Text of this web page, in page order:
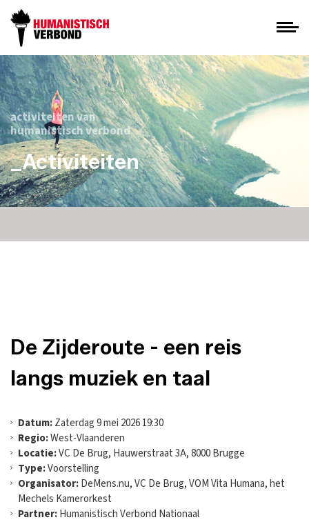
activiteiten van
humanistisch verbond
_Activiteiten
De Zijderoute - een reis
langs muziek en taal
Datum:Zaterdag 9 mei 2026 19:30
Regio:West-Vlaanderen
Locatie:VC De Brug, Hauwerstraat 3A, 8000 Brugge
Type:Voorstelling
Organisator:DeMens.nu, VC De Brug, VOM Vita Humana, het
Mechels Kamerorkest
Partner:Humanistisch Verbond Nationaal